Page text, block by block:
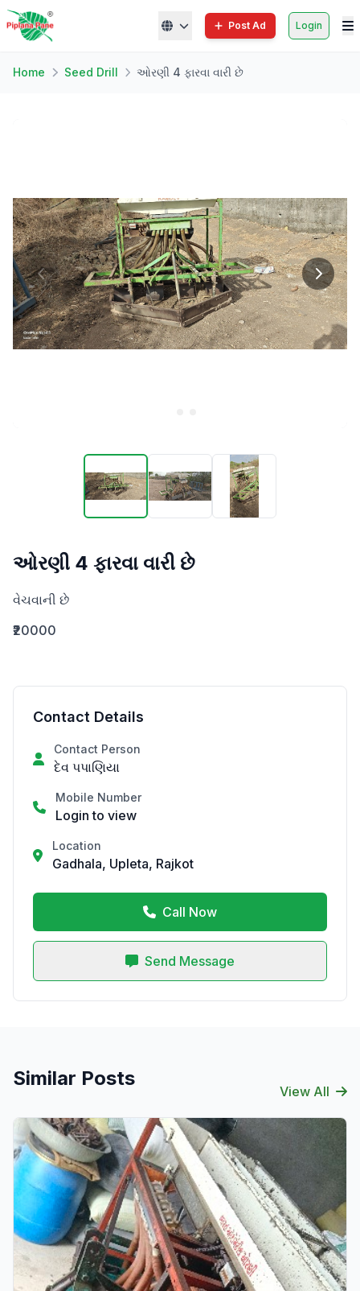
Post Ad Login
Home Seed Drill ઓરણી 4 ફારવા વારી છે
ઓરણી 4 ફારવા વારી છે
વેચવાની છે
₹20000
Contact Details
Contact Person
દેવ પપાણિયા
Mobile Number
Login to view
Location
Gadhala, Upleta, Rajkot
Call Now
Send Message
Similar Posts
View All